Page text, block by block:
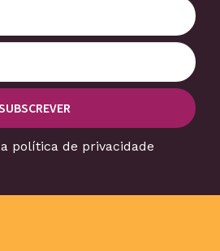
política de privacidade